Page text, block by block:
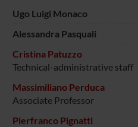
Ugo Luigi Monaco
Alessandra Pasquali
Cristina Patuzzo
Technical-administrative staff
Massimiliano Perduca
Associate Professor
Pierfranco Pignatti